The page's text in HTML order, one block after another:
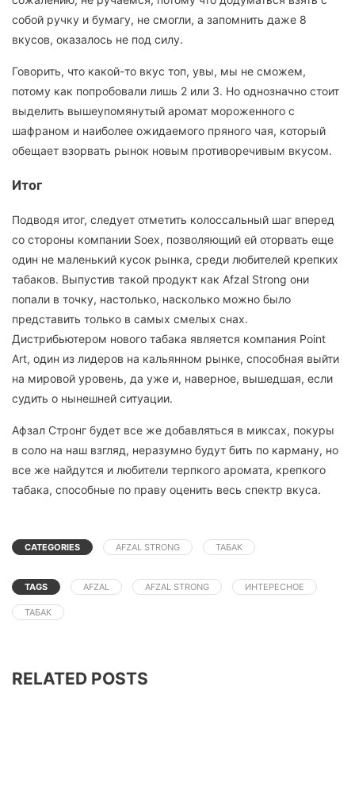
собой ручку и бумагу, не смогли, а запомнить даже 8
вкусов, оказалось не под силу.
Говорить, что какой-то вкус топ, увы, мы не сможем,
потому как попробовали лишь 2 или 3. Но однозначно стоит
выделить вышеупомянутый аромат мороженного с
шафраном и наиболее ожидаемого пряного чая, который
обещает взорвать рынок новым противоречивым вкусом.
Итог
Подводя итог, следует отметить колоссальный шаг вперед
со стороны компании Soex, позволяющий ей оторвать еще
один не маленький кусок рынка, среди любителей крепких
табаков. Выпустив такой продукт как Afzal Strong они
попали в точку, настолько, насколько можно было
представить только в самых смелых снах.
Дистрибьютером нового табака является компания Point
Art, один из лидеров на кальянном рынке, способная выйти
на мировой уровень, да уже и, наверное, вышедшая, если
судить о нынешней ситуации.
Афзал Стронг будет все же добавляться в миксах, покуры
в соло на наш взгляд, неразумно будут бить по карману, но
все же найдутся и любители терпкого аромата, крепкого
табака, способные по праву оценить весь спектр вкуса.
CATEGORIES AFZAL STRONG ТАБАК
TAGS AFZAL AFZAL STRONG ИНТЕРЕСНОЕ
ТАБАК
RELATED POSTS